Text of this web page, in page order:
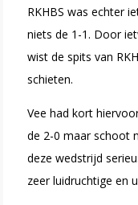
RKHBS was echter
niets de 1-1. Door
wist de spits van
schieten.
Vee had kort
de 2-0 maar schoot
deze wedstrijd
zeer luidruchtige en